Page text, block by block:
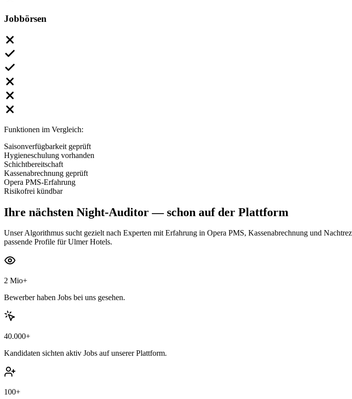
Jobbörsen
Funktionen im Vergleich:
Saisonverfügbarkeit geprüft
Hygieneschulung vorhanden
Schichtbereitschaft
Kassenabrechnung geprüft
Opera PMS-Erfahrung
Risikofrei kündbar
Ihre nächsten Night-Auditor— schon auf der Plattform
Unser Algorithmus sucht gezielt nach Experten mit Erfahrung in Opera PMS, Kassenabrechnung und
passende Profile für Ulmer Hotels.
2 Mio+
Bewerber haben Jobs bei uns gesehen.
40.000+
Kandidaten sichten aktiv Jobs auf unserer Plattform.
100+